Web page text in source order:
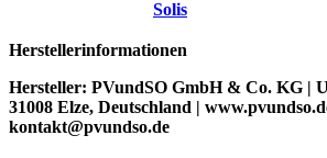
Solis
Herstellerinformationen
Hersteller: PVundSO GmbH & Co. KG |
31008 Elze, Deutschland |
kontakt@pvundso.de